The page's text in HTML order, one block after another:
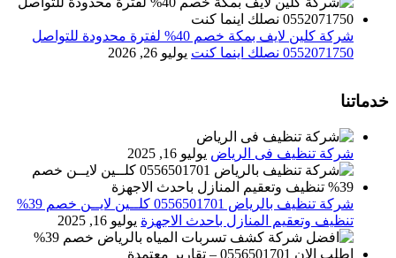
شركة كلين لايف بمكة خصم 40% لفترة محدودة للتواصل
0552071750 نصلك اينما كنت
يوليو 26, 2026
خدماتنا
شركة تنظيف فى الرياض يوليو 16, 2025
شركة تنظيف بالرياض 0556501701 كلــين لايــن خصم 39%
تنظيف وتعقيم المنازل باحدث الاجهزة يوليو 16, 2025